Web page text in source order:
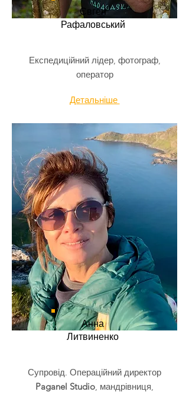
Євген
Рафаловський
Експедиційний лідер, фотограф,
оператор
Детальніше
Анна
Литвиненко
Супровід. Операційний директор
Paganel Studio, мандрівниця,